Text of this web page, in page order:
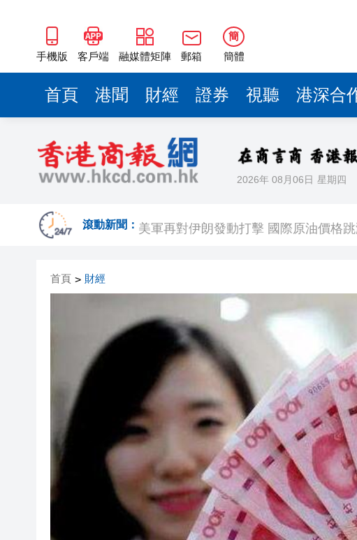
手機版 客戶端 融媒體矩陣 郵箱
簡
簡體
首頁 港聞 財經 證券 視聽 港深合
2026年 08月06日 星期四
滾動新聞：
【建評】從巴黎到香江：透過實習之旅
【港商時評】「黃金港」豐富國際金融
直徑達1300公里！超強颱風「巴威」或
國際奧委會暫時解除對俄羅斯奧委會的
官宣11新措 撐港債券與人民幣市場
美軍再對伊朗發動打擊 國際原油價格
直徑達1300公里！超強颱風「巴威」或
甘肅宕昌山體滑坡已累計找到31名被困
國際奧委會暫時解除對俄羅斯奧委會的
官宣11新措 撐港債券與人民幣市場
香港黃金中央
美軍再對伊朗發動打擊 國際原油價格
【建評】從巴黎到香江：透過實習之旅
【港商時評】「黃金港」豐富國際金融
直徑達1300公里！超強颱風「巴威」或
首頁 > 財經